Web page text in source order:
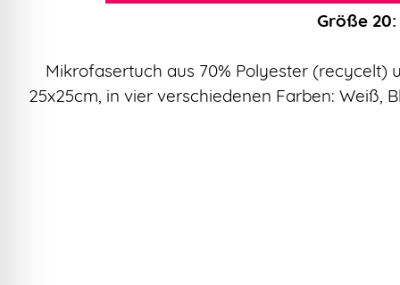
Größe
Mikrofasertuch aus 70% Polyester (recycelt)
25x25cm, in vier verschiedenen Farben: Weiß,